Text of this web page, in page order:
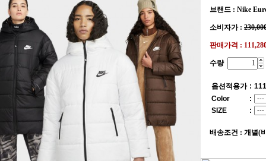
브랜드 : Nike
소비자가 :
판매가격 :
수량
옵션적용가 :
Color
:
SIZE
:
배송조건 : 개별(